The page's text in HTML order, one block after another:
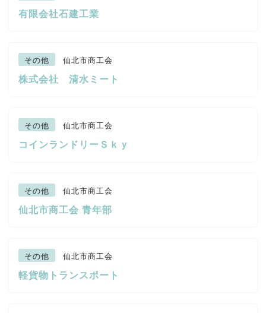
有限会社石建工業
その他 仙北市商工会
株式会社 清水ミート
その他 仙北市商工会
コインランドリーＳｋｙ
その他 仙北市商工会
仙北市商工会 青年部
その他 仙北市商工会
軽貨物トランスポート